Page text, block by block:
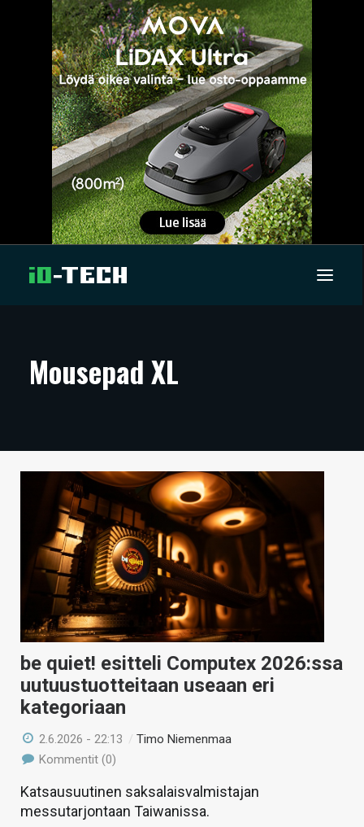
ARTIKKELIT
TECHBBS
HINTA.FI
KAUPPA
VAIHDA TEEMA
HAKU
Mousepad XL
be quiet! esitteli Computex 2026:ssa
uutuustuotteitaan useaan eri
kategoriaan
2.6.2026 - 22:13 /Timo Niemenmaa
Kommentit (0)
Katsausuutinen saksalaisvalmistajan
messutarjontaan Taiwanissa.